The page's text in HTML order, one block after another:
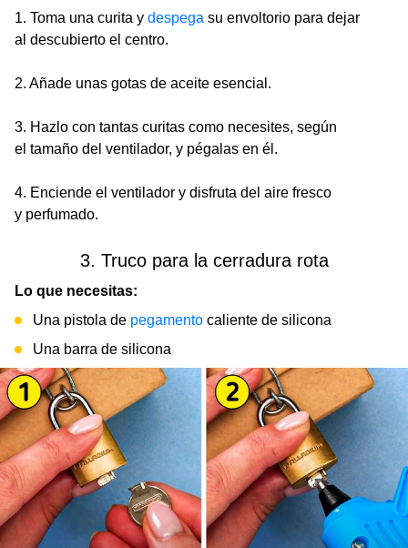
1. Toma una curita y despega su envoltorio para dejar
al descubierto el centro.
2. Añade unas gotas de aceite esencial.
3. Hazlo con tantas curitas como necesites, según
el tamaño del ventilador, y pégalas en él.
4. Enciende el ventilador y disfruta del aire fresco
y perfumado.
3. Truco para la cerradura rota
Lo que necesitas:
Una pistola de pegamento caliente de silicona
Una barra de silicona